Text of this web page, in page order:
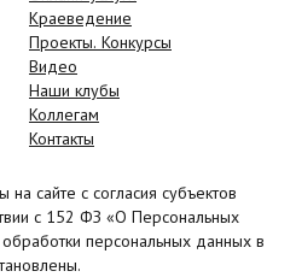
Краеведение
Проекты. Конкурсы
Видео
Наши клубы
Коллегам
Контакты
сайте с согласия субъектов
с 152 ФЗ «О Персональных
персональных данных в